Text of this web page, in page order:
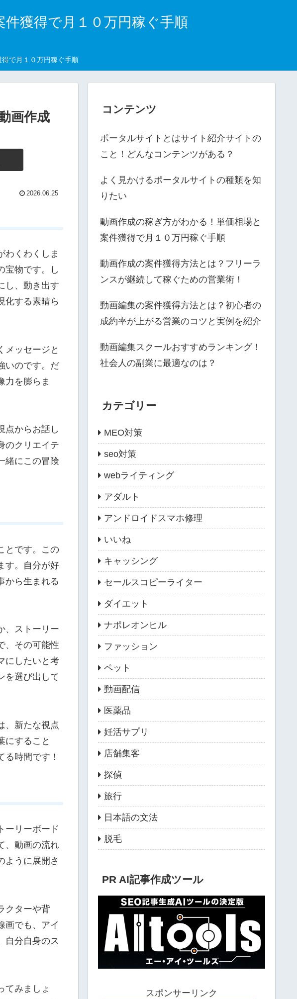
獲得で月１０万円稼ぐ手順
で月１０万円稼ぐ手順
画作成
2026.06.25
わくわくしま
宝物です。し
し、動き出す
化する素晴ら
メッセージと
いのです。だ
力を膨らま
点からお話し
のクリエイテ
緒にこの冒険
とです。この
す。自分が好
から生まれる
、ストーリー
、その可能性
にしたいと考
を選び出して
、新たな視点
にすること
時間です！
ーリーボード
、動画の流れ
ように展開さ
クターや背
画でも、アイ
自分自身のス
てみましょ
コンテンツ
ポータルサイトとはサイト紹介サイトの
こと！どんなコンテンツがある？
よく見かけるポータルサイトの種類を知
りたい
動画作成の稼ぎ方がわかる！単価相場と
案件獲得で月１０万円稼ぐ手順
動画作成の案件獲得方法とは？フリーラ
ンスが継続して稼ぐための営業術！
動画編集の案件獲得方法とは？初心者の
成約率が上がる営業のコツと実例を紹介
動画編集スクールおすすめランキング！
社会人の副業に最適なのは？
カテゴリー
MEO対策
seo対策
webライティング
アダルト
アンドロイドスマホ修理
いいね
キャッシング
セールスコピーライター
ダイエット
ナポレオンヒル
ファッション
ペット
動画配信
医薬品
妊活サプリ
店舗集客
探偵
旅行
日本語の文法
脱毛
PR AI記事作成ツール
スポンサーリンク